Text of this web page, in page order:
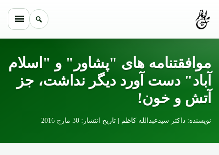
موافقتنامه های "پشاور" و "اسلام
آباد" دست آورد دیگر نداشت، جز
آتش و خون!
نویسنده: داکتر سیدعبدالله کاظم | تاریخ انتشار: 30 مارچ 2016